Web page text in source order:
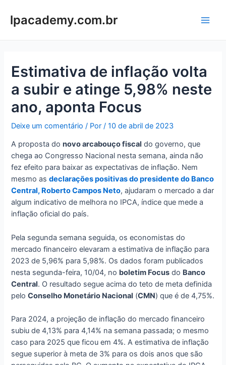
paralpacademy.com.br
Estimativa de inflação volta
a subir e atinge 5,98% neste
ano, aponta Focus
Deixe um comentário / Por/10 de abril de 2023
A proposta donovo arcabouço fiscal do governo, que
chega ao Congresso Nacional nesta semana, ainda não
fez efeito para baixar as expectativas de inflação. Nem
mesmo asdeclarações positivas do presidente do Banco
Central, Roberto Campos Neto, ajudaram o mercado a dar
algum indicativo de melhora no IPCA, índice que mede a
inflação oficial do país.
Pela segunda semana seguida, os economistas do
mercado financeiro elevaram a estimativa de inflação para
2023 de 5,96% para 5,98%. Os dados foram publicados
nesta segunda-feira, 10/04, no boletim Focus do Banco
Central. O resultado segue acima do teto de meta definida
peloConselho Monetário Nacional (CMN) que é de 4,75%.
Para 2024, a projeção de inflação do mercado financeiro
subiu de 4,13% para 4,14% na semana passada; o mesmo
caso para 2025 que ficou em 4%. A estimativa de inflação
segue superior à meta de 3% para os dois anos que são